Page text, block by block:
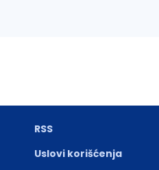
RSS
Uslovi korišćenja